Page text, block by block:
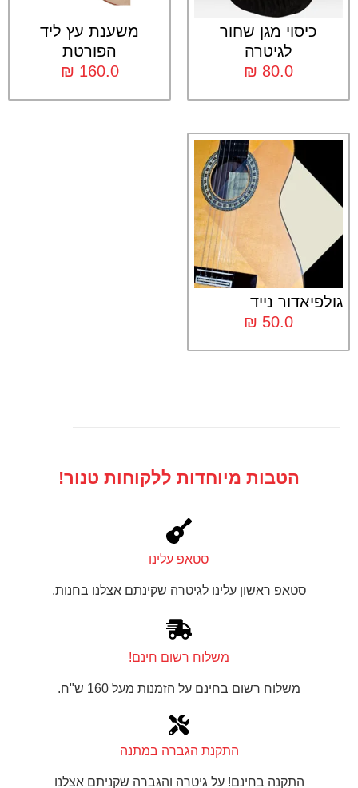
כיסוי מגן שחור
לגיטרה
₪ 80.0
משענת עץ ליד
הפורטת
₪ 160.0
גולפיאדור נייד
₪ 50.0
הטבות מיוחדות ללקוחות טנור!
סטאפ עלינו
סטאפ ראשון עלינו לגיטרה שקינתם אצלנו בחנות.
משלוח רשום חינם!
משלוח רשום בחינם על הזמנות מעל 160 ש"ח.
התקנת הגברה במתנה
התקנה בחינם! על גיטרה והגברה שקניתם אצלנו